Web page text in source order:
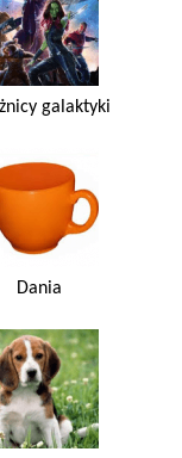
galaktyki
Dania